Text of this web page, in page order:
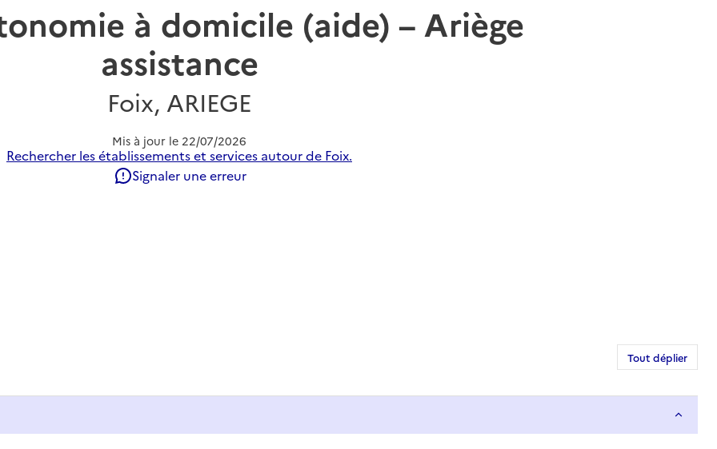
à domicile (aide) – Ariège
assistance
Foix, ARIEGE
Mis à jour le 22/07/2026
Rechercher les établissements et services autour de Foix.
Signaler une erreur
Tout déplier